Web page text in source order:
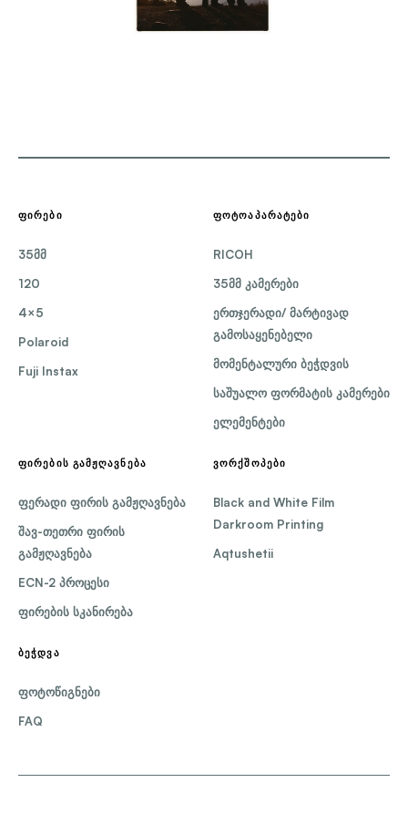
ᲤᲘᲠᲔᲑᲘ
35მმ
120
4×5
Polaroid
Fuji Instax
ᲤᲝᲢᲝᲐᲞᲐᲠᲐᲢᲔᲑᲘ
RICOH
35მმ კამერები
ერთჯერადი/ მარტივად
გამოსაყენებელი
მომენტალური ბეჭდვის
საშუალო ფორმატის კამერები
ელემენტები
ᲤᲘᲠᲔᲑᲘᲡ ᲒᲐᲛᲟᲦᲐᲕᲜᲔᲑᲐ
ფერადი ფირის გამჟღავნება
შავ-თეთრი ფირის
გამჟღავნება
ECN-2 პროცესი
ფირების სკანირება
ᲕᲝᲠᲥᲨᲝᲞᲔᲑᲘ
Black and White Film
Darkroom Printing
Aqtushetii
ᲑᲔᲭᲓᲕᲐ
ფოტოწიგნები
FAQ